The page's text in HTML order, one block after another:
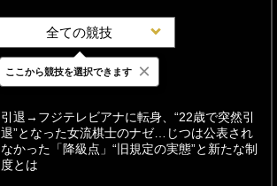
全ての競技
最新 24時間 週間
引退→フジテレビアナに転身、“22歳で突然引
退”となった女流棋士のナゼ…じつは公表され
なかった「降級点」“旧規定の実態”と新たな制
度とは
ここから競技を選択できます ×